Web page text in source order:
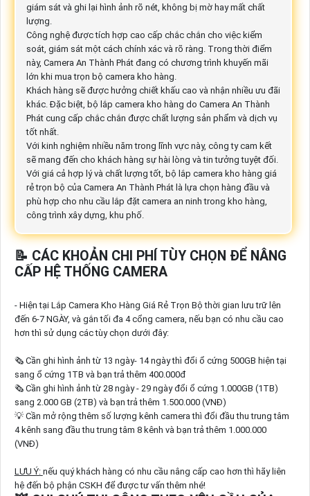
giám sát và ghi lại hình ảnh rõ nét, không bị mờ hay mất chất
lượng.
Công nghệ được tích hợp cao cấp chắc chắn cho việc kiểm
soát, giám sát một cách chính xác và rõ ràng. Trong thời điểm
này, Camera An Thành Phát đang có chương trình khuyến mãi
lớn khi mua trọn bộ camera kho hàng.
Khách hàng sẽ được hưởng chiết khấu cao và nhận nhiều ưu đãi
khác. Đặc biệt, bộ lắp camera kho hàng do Camera An Thành
Phát cung cấp chắc chắn được chất lượng sản phẩm và dịch vụ
tốt nhất.
Với kinh nghiệm nhiều năm trong lĩnh vực này, công ty cam kết
sẽ mang đến cho khách hàng sự hài lòng và tin tưởng tuyệt đối.
Với giá cả hợp lý và chất lượng tốt, bộ lắp camera kho hàng giá
rẻ trọn bộ của Camera An Thành Phát là lựa chọn hàng đầu và
phù hợp cho nhu cầu lắp đặt camera an ninh trong kho hàng,
công trình xây dựng, khu phố.
📝 CÁC KHOẢN CHI PHÍ TÙY CHỌN ĐỂ NÂNG
CẤP HỆ THỐNG CAMERA
- Hiện tại Lắp Camera Kho Hàng Giá Rẻ Trọn Bộ thời gian lưu trữ lên
đến 6-7 NGÀY, và gắn tối đa 4 cổng camera, nếu bạn có nhu cầu cao
hơn thì sử dụng các tùy chọn dưới đây:
🗞 Cần ghi hình ảnh từ 13 ngày- 14 ngày thì đổi ổ cứng 500GB hiện tại
sang ổ cứng 1TB và bạn trả thêm 400.000đ
🗞 Cần ghi hình ảnh từ 28 ngày - 29 ngày đổi ổ cứng 1.000GB (1TB)
sang 2.000 GB (2TB) và bạn trả thêm 1.500.000 (VNĐ)
💡 Cần mở rộng thêm số lượng kênh camera thì đổi đầu thu trung tâm
4 kênh sang đầu thu trung tâm 8 kênh và bạn trả thêm 1.000.000
(VNĐ)
LƯU Ý: nếu quý khách hàng có nhu cầu nâng cấp cao hơn thì hãy liên
hệ đến bộ phận CSKH để được tư vấn thêm nhé!